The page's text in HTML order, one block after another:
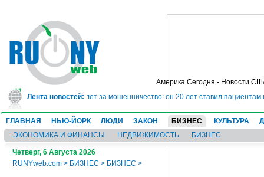
Америка Сегодня - Новости
Лента новостей:
сядет в тюрьму на 10 лет за мошенничество: он 20 лет ставил пациентам
ГЛАВНАЯ НЬЮ-ЙОРК ЛЮДИ ЗАКОН БИЗНЕС КУЛЬТУРА
ЭКОНОМИКА И ФИНАНСЫ
НЕДВИЖИМОСТЬ БИЗНЕС
Четверг, 6 Августа 2026
RUNYweb.com > БИЗНЕС > БИЗНЕС >